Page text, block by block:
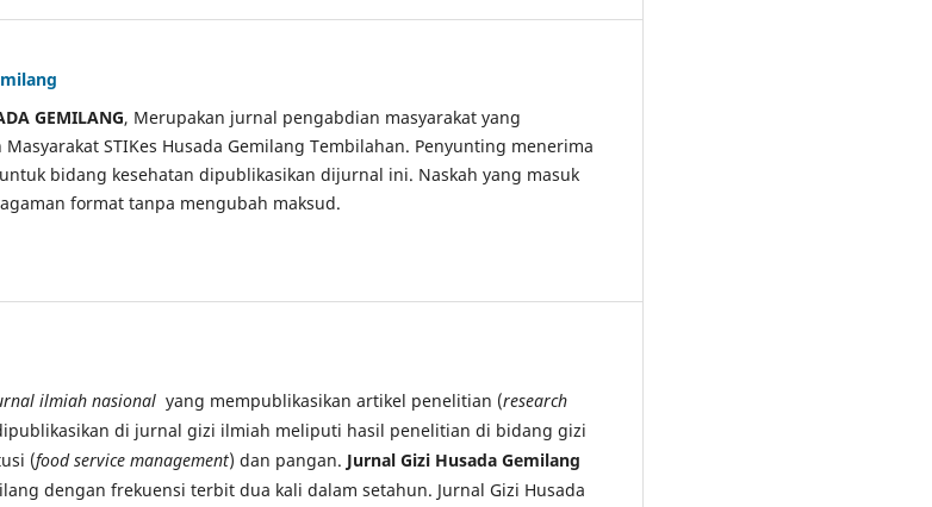
GEMILANG, Merupakan jurnal pengabdian masyarakat yang
STIKes Husada Gemilang Tembilahan. Penyunting menerima
bidang kesehatan dipublikasikan dijurnal ini. Naskah yang masuk
format tanpa mengubah maksud.
ilmiah nasional yang mempublikasikan artikel penelitian (research
di jurnal gizi ilmiah meliputi hasil penelitian di bidang gizi
(food service management) dan pangan. Jurnal Gizi Husada Gemilang
dengan frekuensi terbit dua kali dalam setahun. Jurnal Gizi Husada